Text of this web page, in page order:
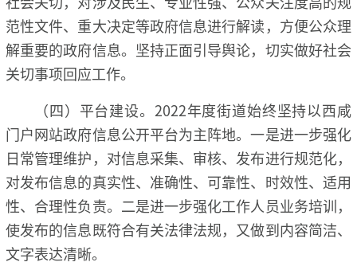
范性文件、重大决定等政府信息进行解读，方便公众理
解重要的政府信息。坚持正面引导舆论，切实做好社会
关切事项回应工作。
（四）平台建设。2022年度街道始终坚持以西咸
门户网站政府信息公开平台为主阵地。一是进一步强化
日常管理维护，对信息采集、审核、发布进行规范化，
对发布信息的真实性、准确性、可靠性、时效性、适用
性、合理性负责。二是进一步强化工作人员业务培训，
使发布的信息既符合有关法律法规，又做到内容简洁、
文字表达清晰。